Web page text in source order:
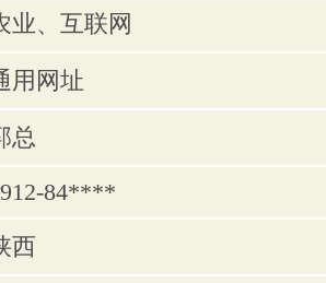
业、互联网
用网址
总
84****
西